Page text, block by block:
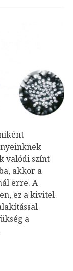
valódi színt
akkor a
erre. A
ez a kivitel
a